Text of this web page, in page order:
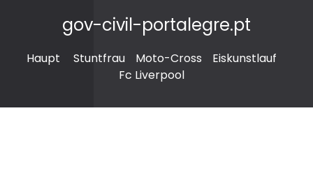
gov-civil-portalegre.pt
Haupt Stuntfrau Moto-Cross
Eiskunstlauf
Fc Liverpool